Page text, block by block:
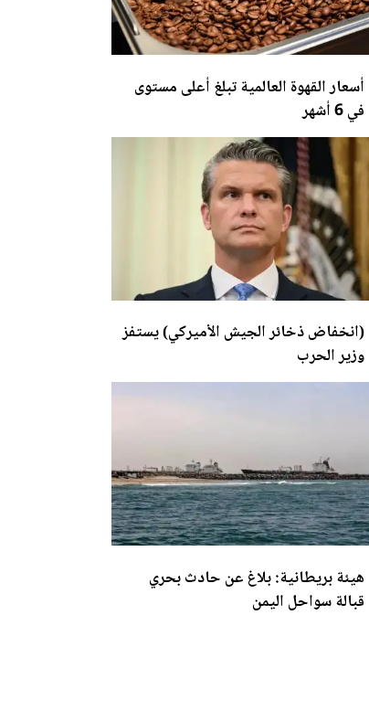
أسعار القهوة العالمية تبلغ أعلى مستوى
في 6 أشهر
(انخفاض ذخائر الجيش الأميركي) يستفز
وزير الحرب
هيئة بريطانية: بلاغ عن حادث بحري
قبالة سواحل اليمن